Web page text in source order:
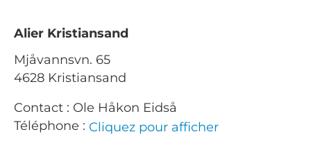
Alier Kristiansand
Mjåvannsvn. 65
4628 Kristiansand
Contact : Ole Håkon Eidså
Téléphone : Cliquez pour afficher